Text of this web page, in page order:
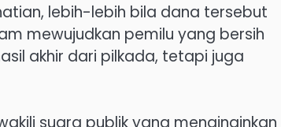
lebih-lebih bila dana tersebut
mewujudkan pemilu yang bersih
akhir dari pilkada, tetapi juga